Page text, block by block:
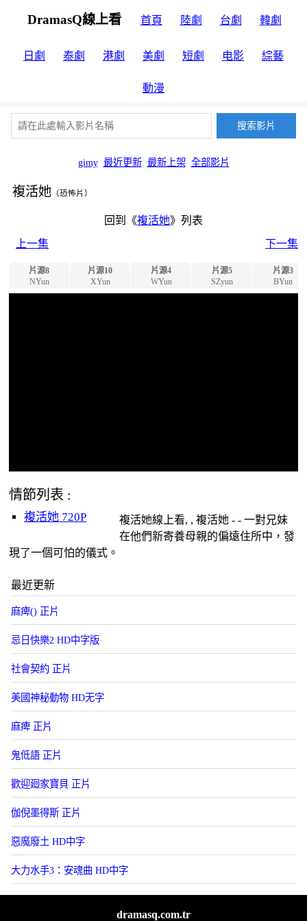
DramasQ線上看 首頁 陸劇 台劇 韓劇
日劇 泰劇 港劇 美劇 短劇 电影 綜藝
動漫
gimy 最近更新 最新上架 全部影片
複活她 （恐怖片）
回到《複活她》列表
上一集
下一集
片源8
NYun
片源10
XYun
片源4
WYun
片源5
SZyun
片源3
BYun
情節列表 :
複活她 720P
複活她線上看, , 複活她 - - 一對兄妹
在他們新寄養母親的偏遠住所中，發
現了一個可怕的儀式。
最近更新
麻痺() 正片
忌日快樂2 HD中字版
社會契約 正片
美國神秘動物 HD无字
麻痺 正片
鬼低語 正片
歡迎廻家寶貝 正片
伽倪墨得斯 正片
惡魔廢土 HD中字
大力水手3：安魂曲 HD中字
dramasq.com.tr